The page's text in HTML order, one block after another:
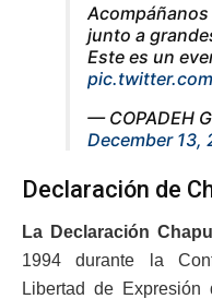
junto a
Este es un
— COPADEH
December 13,
Declaración de
La Declaración
1994 durante la
Libertad de